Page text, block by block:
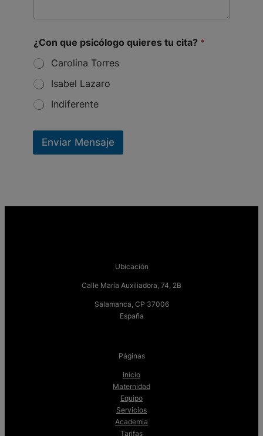
¿
o
e
¿Con que psicólogo quieres tu cita? *
Carolina Torres
Isabel Lazaro
Indiferente
Enviar Mensaje
Ubicación
Calle María Auxiliadora, 74, 2B
Salamanca, CP 37006
España
Páginas
Inicio
Maternidad
Equipo
Servicios
Academia
Tarifas